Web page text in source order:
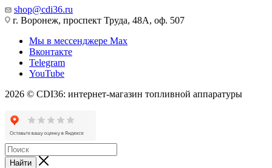
shop@cdi36.ru
г. Воронеж, проспект Труда, 48А, оф. 507
Мы в мессенджере Max
Вконтакте
Telegram
YouTube
2026 © CDI36: интернет-магазин топливной аппаратуры
Найти